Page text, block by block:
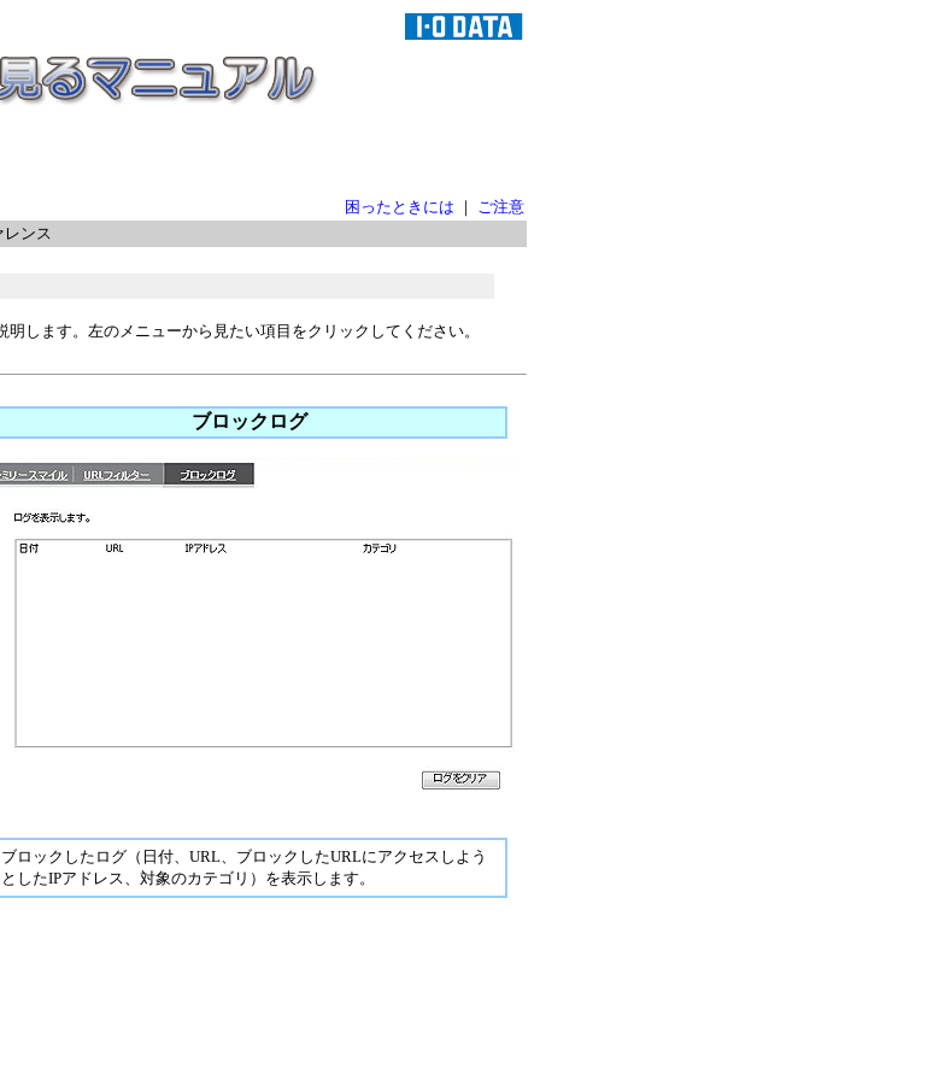
困ったときには ｜ ご注意
レンス
します。左のメニューから見たい項目をクリックしてください。
ブロックログ
ブロックしたログ（日付、URL、ブロックしたURLにアクセスしよう
としたIPアドレス、対象のカテゴリ）を表示します。